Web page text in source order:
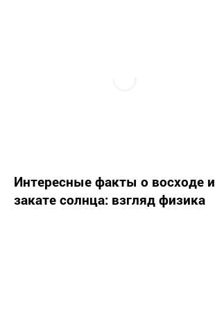
Интересные факты о восходе и
закате солнца: взгляд физика